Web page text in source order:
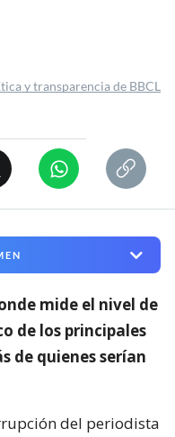
y transparencia de BBCL
mide el nivel de
de los principales
de quienes serían
del periodista